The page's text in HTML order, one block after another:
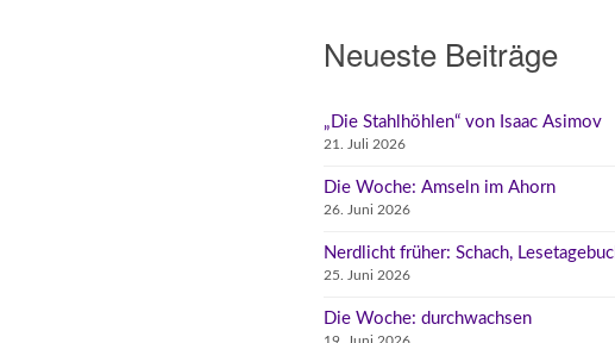
Neueste Beiträge
„Die Stahlhöhlen“ von Isaac Asimov
21. Juli 2026
Die Woche: Amseln im Ahorn
26. Juni 2026
Nerdlicht früher: Schach,
25. Juni 2026
Die Woche: durchwachsen